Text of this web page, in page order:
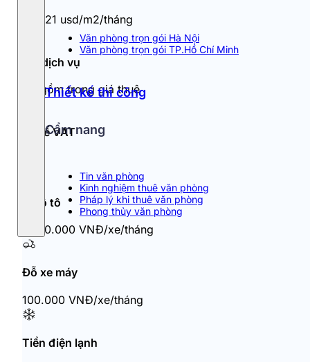
Văn phòng trọn gói Hà Nội
Văn phòng trọn gói TP.Hồ Chí Minh
Thiết kế thi công
Cẩm nang
Tin văn phòng
Kinh nghiệm thuê văn phòng
Pháp lý khi thuê văn phòng
Phong thủy văn phòng
17 - 21 usd/m2/tháng
Phí dịch vụ
Đã gồm trong giá thuê
Thuế VAT
Đỗ ô tô
1.500.000 VNĐ/xe/tháng
Đỗ xe máy
100.000 VNĐ/xe/tháng
Tiền điện lạnh